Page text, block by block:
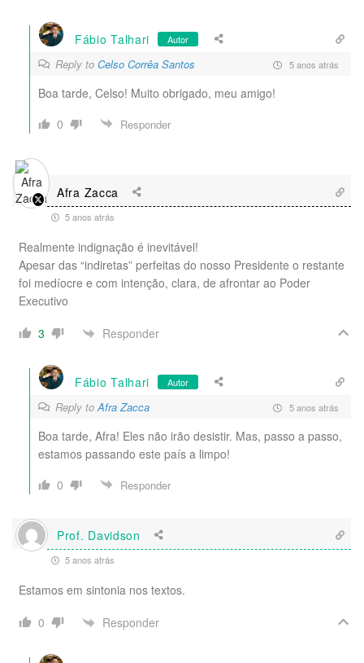
Fábio Talhari Autor
Reply to Celso Corrêa Santos 5 anos atrás
Boa tarde, Celso! Muito obrigado, meu amigo!
0
Responder
Afra Zacca
5 anos atrás
Realmente indignação é inevitável!
Apesar das “indiretas” perfeitas do nosso Presidente o restante
foi medíocre e com intenção, clara, de afrontar ao Poder
Executivo
3
Responder
Fábio Talhari Autor
Reply toAfra Zacca 5 anos atrás
Boa tarde, Afra! Eles não irão desistir. Mas, passo a passo,
estamos passando este país a limpo!
0
Responder
Prof. Davidson
5 anos atrás
Estamos em sintonia nos textos.
0
Responder